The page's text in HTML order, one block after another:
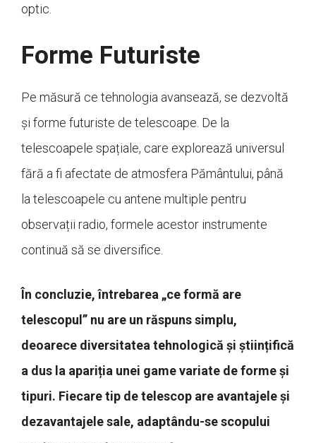
optic.
Forme Futuriste
Pe măsură ce tehnologia avansează, se dezvoltă
și forme futuriste de telescoape. De la
telescoapele spațiale, care explorează universul
fără a fi afectate de atmosfera Pământului, până
la telescoapele cu antene multiple pentru
observații radio, formele acestor instrumente
continuă să se diversifice.
În concluzie, întrebarea „ce formă are
telescopul” nu are un răspuns simplu,
deoarece diversitatea tehnologică și științifică
a dus la apariția unei game variate de forme și
tipuri. Fiecare tip de telescop are avantajele și
dezavantajele sale, adaptându-se scopului